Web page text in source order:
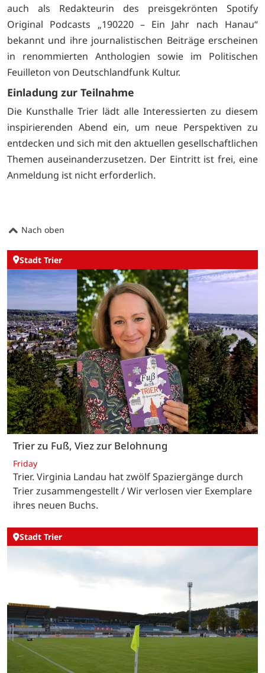
auch als Redakteurin des preisgekrönten Spotify
Original Podcasts „190220 – Ein Jahr nach Hanau“
bekannt und ihre journalistischen Beiträge erscheinen
in renommierten Anthologien sowie im Politischen
Feuilleton von Deutschlandfunk Kultur.
Einladung zur Teilnahme
Die Kunsthalle Trier lädt alle Interessierten zu diesem
inspirierenden Abend ein, um neue Perspektiven zu
entdecken und sich mit den aktuellen gesellschaftlichen
Themen auseinanderzusetzen. Der Eintritt ist frei, eine
Anmeldung ist nicht erforderlich.
Nach oben
Stadt Trier
Trier zu Fuß, Viez zur Belohnung
Friday
Trier. Virginia Landau hat zwölf Spaziergänge durch
Trier zusammengestellt / Wir verlosen vier Exemplare
ihres neuen Buchs.
Stadt Trier